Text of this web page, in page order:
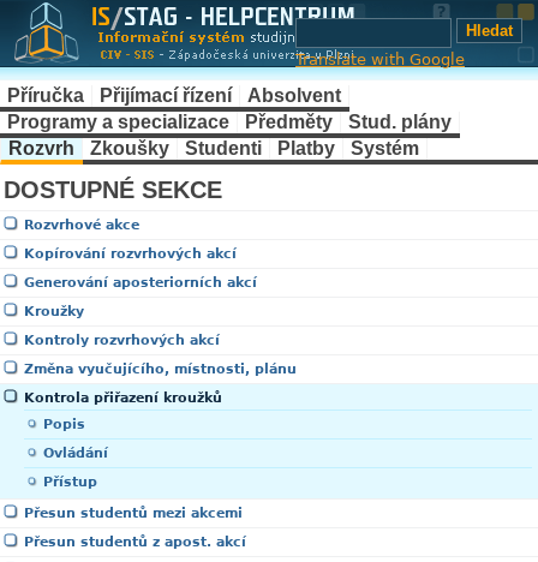
Translate with Google
Příručka Přijímací řízení
Absolvent
Programy a specializace
Předměty
Stud. plány
Rozvrh
Zkoušky Studenti Platby Systém
DOSTUPNÉ SEKCE
Rozvrhové akce
Kopírování rozvrhových akcí
Generování aposteriorních akcí
Kroužky
Kontroly rozvrhových akcí
Změna vyučujícího, místnosti, plánu
Kontrola přiřazení kroužků
Popis
Ovládání
Přístup
Přesun studentů mezi akcemi
Přesun studentů z apost. akcí